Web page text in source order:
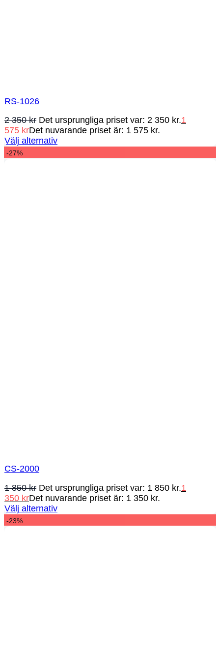
RS-1026
2 350kr Det ursprungliga priset var: 2 350 kr.1
575 krDet nuvarande priset är: 1 575 kr.
Välj alternativ
-27%
CS-2000
1 850kr Det ursprungliga priset var: 1 850 kr.1
350 krDet nuvarande priset är: 1 350 kr.
Välj alternativ
-23%